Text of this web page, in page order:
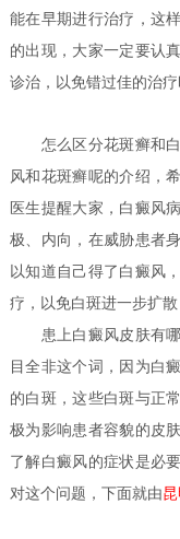
能在早期进行治疗，这
的出现，大家一定要认
诊治，以免错过佳的治疗
怎么区分花斑癣和
风和花斑癣呢的介绍，
医生提醒大家，白癜风
极、内向，在威胁患者
以知道自己得了白癜风
疗，以免白斑进一步扩
患上白癜风皮肤有
目全非这个词，因为白
的白斑，这些白斑与正
极为影响患者容貌的皮
了解白癜风的症状是必
对这个问题，下面就由